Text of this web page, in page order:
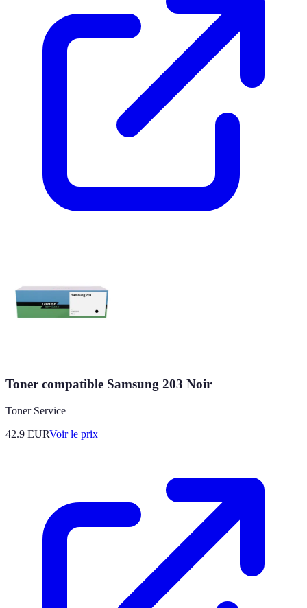
Toner compatible Samsung 203 Noir
Toner Service
42.9 EURVoir le prix